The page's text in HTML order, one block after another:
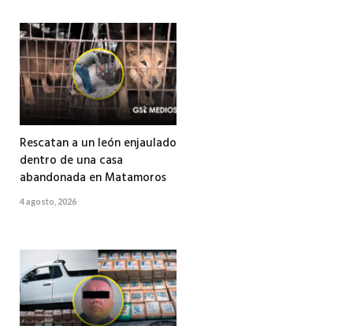
Rescatan a un león enjaulado
dentro de una casa
abandonada en Matamoros
4 agosto, 2026